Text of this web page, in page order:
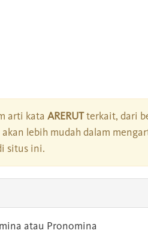
arti kata ARERUTterkait, dari
lebih mudah dalam
situs ini.
atau Pronomina